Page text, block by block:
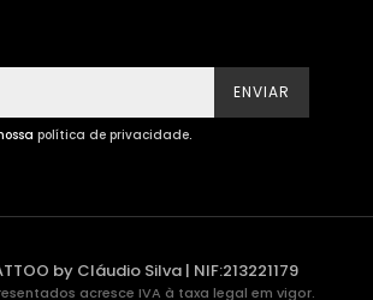
ENVIAR
política de privacidade.
by Cláudio Silva | NIF:213221179
acresce IVA à taxa legal em vigor.